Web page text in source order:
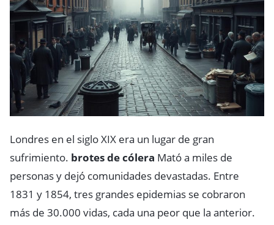
Londres en el siglo XIX era un lugar de gran
sufrimiento. brotes de cólera Mató a miles de
personas y dejó comunidades devastadas. Entre
1831 y 1854, tres grandes epidemias se cobraron
más de 30.000 vidas, cada una peor que la anterior.